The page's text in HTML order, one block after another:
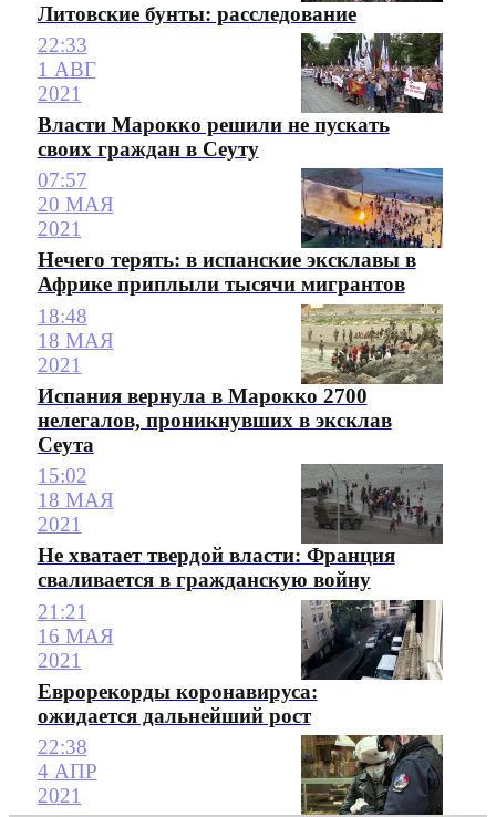
Литовские бунты: расследование
22:33
1 АВГ
2021
Власти Марокко решили не пускать
своих граждан в Сеуту
07:57
20 МАЯ
2021
Нечего терять: в испанские эксклавы в
Африке приплыли тысячи мигрантов
18:48
18 МАЯ
2021
Испания вернула в Марокко 2700
нелегалов, проникнувших в эксклав
Сеута
15:02
18 МАЯ
2021
Не хватает твердой власти: Франция
сваливается в гражданскую войну
21:21
16 МАЯ
2021
Еврорекорды коронавируса:
ожидается дальнейший рост
22:38
4 АПР
2021